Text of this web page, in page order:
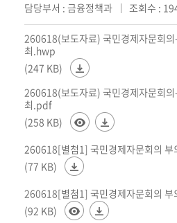
담당부서 : 금융정책과 조회수 :
260618(보도자료) 국민경제자문회
최.hwp
(247 KB)
260618(보도자료) 국민경제자문회
최.pdf
(258 KB)
260618[별첨1] 국민경제자문회의
(77 KB)
260618[별첨1] 국민경제자문회의
(92 KB)